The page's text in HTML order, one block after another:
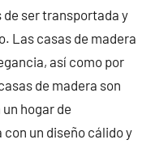
ser transportada y
Las casas de madera
así como por
de madera son
hogar de
un diseño cálido y